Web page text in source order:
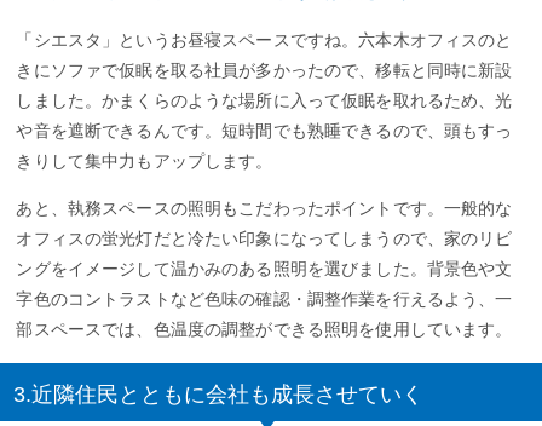
「シエスタ」というお昼寝スペースですね。六本木オフィスのと
きにソファで仮眠を取る社員が多かったので、移転と同時に新設
しました。かまくらのような場所に入って仮眠を取れるため、光
や音を遮断できるんです。短時間でも熟睡できるので、頭もすっ
きりして集中力もアップします。
あと、執務スペースの照明もこだわったポイントです。一般的な
オフィスの蛍光灯だと冷たい印象になってしまうので、家のリビ
ングをイメージして温かみのある照明を選びました。背景色や文
字色のコントラストなど色味の確認・調整作業を行えるよう、一
部スペースでは、色温度の調整ができる照明を使用しています。
3.近隣住民とともに会社も成長させていく